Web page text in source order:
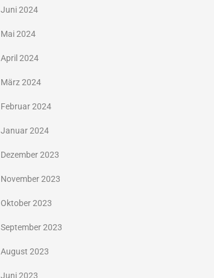
Juni 2024
Mai 2024
April 2024
März 2024
Februar 2024
Januar 2024
Dezember 2023
November 2023
Oktober 2023
September 2023
August 2023
Juni 2023